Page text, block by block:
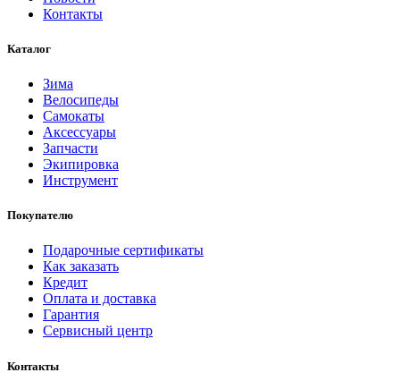
Контакты
Каталог
Зима
Велосипеды
Самокаты
Аксессуары
Запчасти
Экипировка
Инструмент
Покупателю
Подарочные сертификаты
Как заказать
Кредит
Оплата и доставка
Гарантия
Сервисный центр
Контакты